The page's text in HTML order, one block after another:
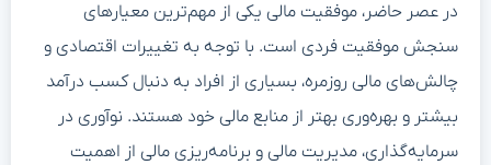
در عصر حاضر، موفقیت مالی یکی از مهم‌ترین معیارهای
سنجش موفقیت فردی است. با توجه به تغییرات اقتصادی و
چالش‌های مالی روزمره، بسیاری از افراد به دنبال کسب درآمد
بیشتر و بهره‌وری بهتر از منابع مالی خود هستند. نوآوری در
سرمایه‌گذاری، مدیریت مالی و برنامه‌ریزی مالی از اهمیت